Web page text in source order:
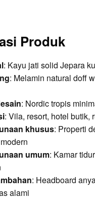
Produk
: Kayu jati solid Jepara
: Melamin natural doff
: Nordic tropis
: Vila, resort, hotel butik,
khusus: Properti
umum: Kamar
: Headboard
alami